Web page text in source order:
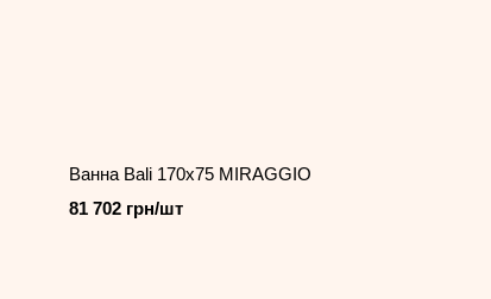
Ванна Bali 170х75 MIRAGGIO
81 702 грн/шт